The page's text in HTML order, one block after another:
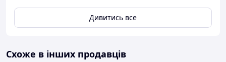
Дивитись все
Схоже в інших продавців